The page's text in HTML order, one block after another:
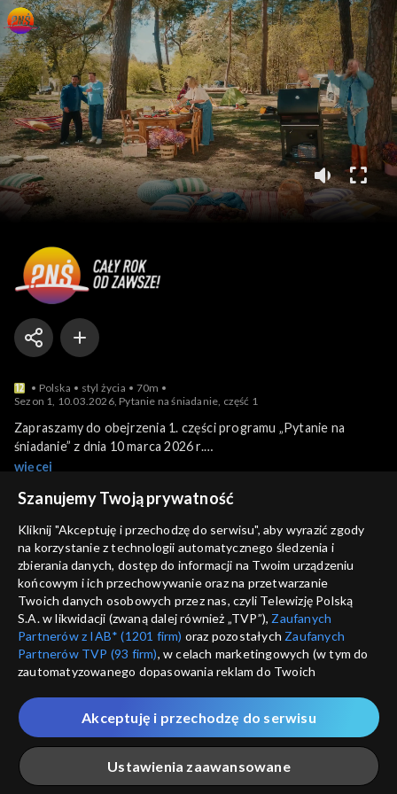
Pytanie na śniadanie
Polska styl życia
70m
Sezon 1, 10.03.2026, Pytanie na śniadanie, część 1
Zapraszamy do obejrzenia 1. części programu „Pytanie na
śniadanie” z dnia 10 marca 2026 r.
Program poprowadzili: Beata Tadla i Robert El Gendy.
więcej
Sezony i odcinki
Wybierz
Kuchnia
Gwiazdy
Scena Pnś
Polecane
Szanujemy Twoją prywatność
Kliknij "Akceptuję i przechodzę do serwisu", aby wyrazić zgody
na korzystanie z technologii automatycznego śledzenia i
zbierania danych, dostęp do informacji na Twoim urządzeniu
końcowym i ich przechowywanie oraz na przetwarzanie
Twoich danych osobowych przez nas, czyli Telewizję Polską
S.A. w likwidacji (zwaną dalej również „TVP”), Zaufanych
Partnerów z IAB* (1201 firm) oraz pozostałych Zaufanych
Partnerów TVP (93 firm), w celach marketingowych (w tym do
zautomatyzowanego dopasowania reklam do Twoich
które wskazujemy poniżej, a także zgody na udostępnianie
przez nas identyfikatora PPID do Google.
Twoje dane osobowe zbierane podczas odwiedzania przez
Ciebie naszych
poszczególnych serwisówzwanych dalej
„Portalem”, w tym informacje zapisywane za pomocą
Ustawienia zaawansowane
Akceptuję i przechodzę do serwisu